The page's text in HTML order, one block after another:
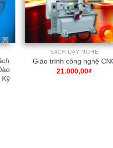
Kỹ
SÁCH DẠY NGHỀ
Giáo trình công nghệ
21.000,00₫